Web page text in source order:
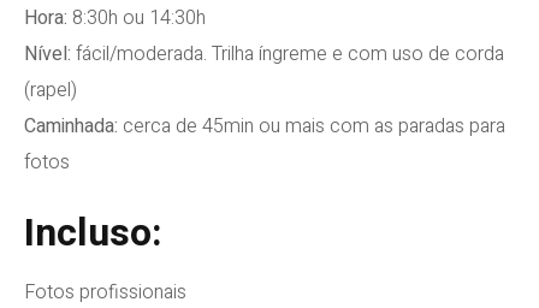
Hora: 8:30h ou 14:30h
Nível: fácil/moderada. Trilha íngreme e com uso de corda
(rapel)
Caminhada: cerca de 45min ou mais com as paradas para
fotos
Incluso:
Fotos profissionais